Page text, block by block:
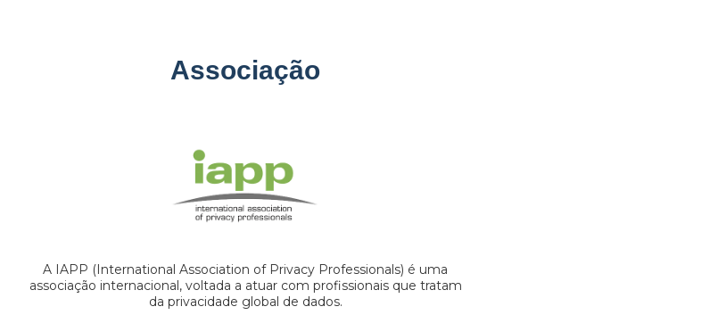
Associação
A IAPP (International Association of Privacy Professionals) é uma
associação internacional, voltada a atuar com profissionais que tratam
da privacidade global de dados.